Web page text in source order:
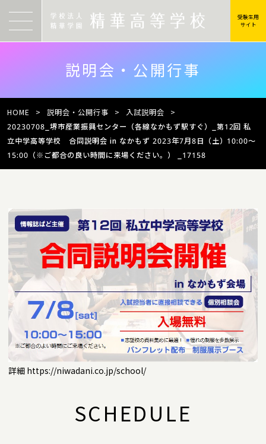
受験生用
サイト
説明会・公開行事
HOME > 説明会・公開行事 > 入試説明会
>
20230708_堺市産業振興センター（各線なかもず駅すぐ）_第12回 私
立中学高等学校 合同説明会 in なかもず 2023年7月8日（土）10:00〜
15:00（※ご都合の良い時間に来場ください。） _17158
詳細 https://niwadani.co.jp/school/
SCHEDULE